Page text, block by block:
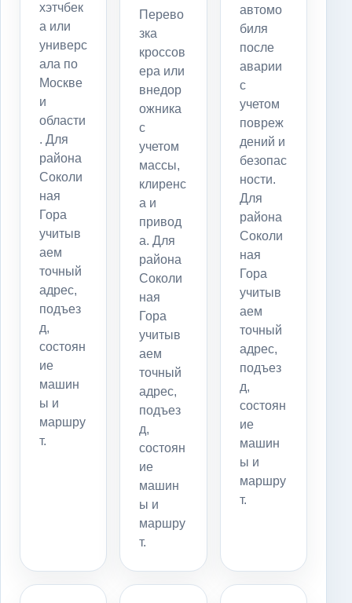
хэтчбек
а или
универс
ала по
Москве
и
области
. Для
района
Соколи
ная
Гора
учитыв
аем
точный
адрес,
подъез
д,
состоян
ие
машин
ы и
маршру
т.
Перево
зка
кроссов
ера или
внедор
ожника
с
учетом
массы,
клиренс
а и
привод
а. Для
района
Соколи
ная
Гора
учитыв
аем
точный
адрес,
подъез
д,
состоян
ие
машин
ы и
маршру
т.
автомо
биля
после
аварии
с
учетом
повреж
дений и
безопас
ности.
Для
района
Соколи
ная
Гора
учитыв
аем
точный
адрес,
подъез
д,
состоян
ие
машин
ы и
маршру
т.